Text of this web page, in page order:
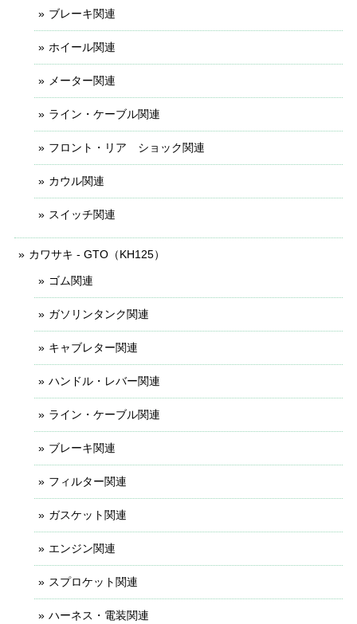
ブレーキ関連
ホイール関連
メーター関連
ライン・ケーブル関連
フロント・リア ショック関連
カウル関連
スイッチ関連
カワサキ - GTO（KH125）
ゴム関連
ガソリンタンク関連
キャブレター関連
ハンドル・レバー関連
ライン・ケーブル関連
ブレーキ関連
フィルター関連
ガスケット関連
エンジン関連
スプロケット関連
ハーネス・電装関連